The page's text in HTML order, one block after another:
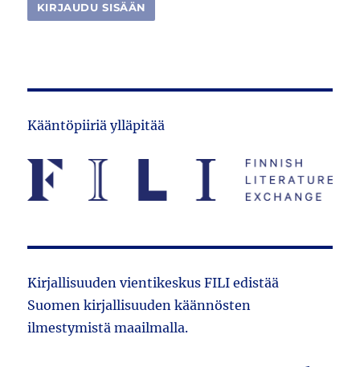
Kääntöpiiriä ylläpitää
Kirjallisuuden vientikeskus FILI edistää
Suomen kirjallisuuden käännösten
ilmestymistä maailmalla.